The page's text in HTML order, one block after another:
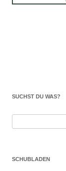
SUCHST DU WAS?
SCHUBLADEN